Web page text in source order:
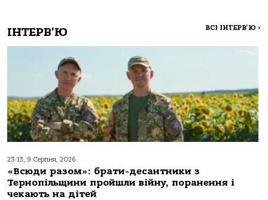
ІНТЕРВ'Ю ВСІ ІНТЕРВ'Ю >
23:13, 9 Серпня, 2026
«Всюди разом»: брати-десантники з
Тернопільщини пройшли війну, поранення і
чекають на дітей